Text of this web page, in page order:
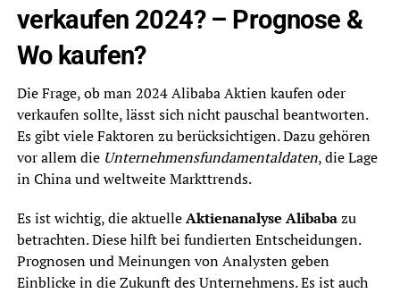
verkaufen 2024? – Prognose &
Wo kaufen?
Die Frage, ob man 2024 Alibaba Aktien kaufen oder
verkaufen sollte, lässt sich nicht pauschal beantworten.
Es gibt viele Faktoren zu berücksichtigen. Dazu gehören
vor allem die Unternehmensfundamentaldaten, die Lage
in China und weltweite Markttrends.
Es ist wichtig, die aktuelleAktienanalyse Alibabazu
betrachten. Diese hilft bei fundierten Entscheidungen.
Prognosen und Meinungen von Analysten geben
Einblicke in die Zukunft des Unternehmens. Es ist auch